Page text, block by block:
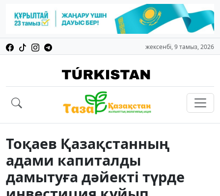
жексенбі, 9 тамыз, 2026
Тоқаев Қазақстанның
адами капиталды
дамытуға дәйекті түрде